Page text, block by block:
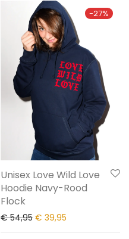
-27%
Unisex Love Wild Love
Hoodie Navy-Rood
Flock
€54,95 € 39,95